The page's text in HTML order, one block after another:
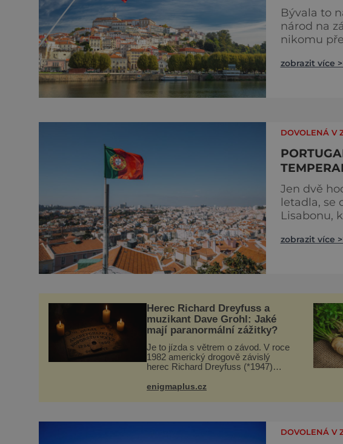
Bývala to
národ na
nikomu
zobrazit více
DOVOLENÁ V
Jen dvě
letadla, se
Lisabonu,
zobrazit více
Herec Richard Dreyfuss a
muzikant Dave Grohl: Jaké
mají paranormální zážitky?
Je to jízda s větrem o závod. V roce
1982 americký drogově závislý
herec Richard Dreyfuss (*1947)
a prohání se po silnicích ve svém
enigmaplus.cz
DOVOLENÁ V